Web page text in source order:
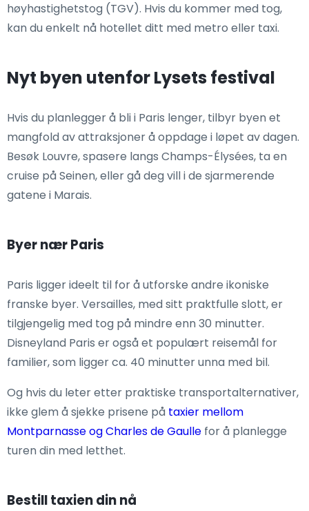
høyhastighetstog (TGV). Hvis du kommer med tog,
kan du enkelt nå hotellet ditt med metro eller taxi.
Nyt byen utenfor Lysets festival
Hvis du planlegger å bli i Paris lenger, tilbyr byen et
mangfold av attraksjoner å oppdage i løpet av dagen.
Besøk Louvre, spasere langs Champs-Élysées, ta en
cruise på Seinen, eller gå deg vill i de sjarmerende
gatene i Marais.
Byer nær Paris
Paris ligger ideelt til for å utforske andre ikoniske
franske byer. Versailles, med sitt praktfulle slott, er
tilgjengelig med tog på mindre enn 30 minutter.
Disneyland Paris er også et populært reisemål for
familier, som ligger ca. 40 minutter unna med bil.
Og hvis du leter etter praktiske transportalternativer,
ikke glem å sjekke prisene på taxier mellom
Montparnasse og Charles de Gaulle for å planlegge
turen din med letthet.
Bestill taxien din nå